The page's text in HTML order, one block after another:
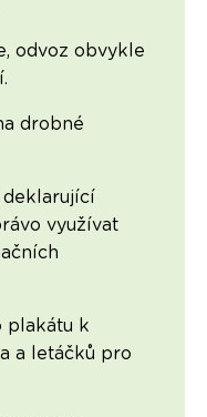
odvoz obvykle
drobné
využívat
plakátu k
a letáčků pro